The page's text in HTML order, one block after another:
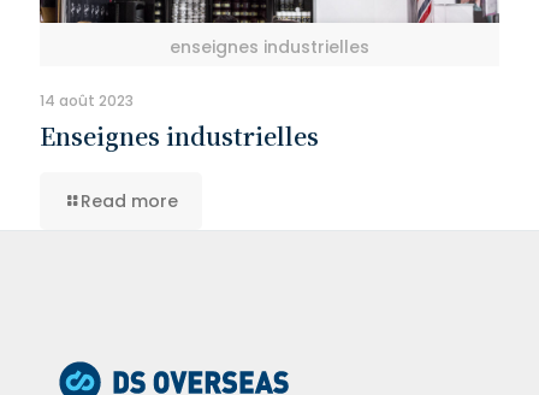
enseignes industrielles
14 août 2023
Enseignes industrielles
Read more